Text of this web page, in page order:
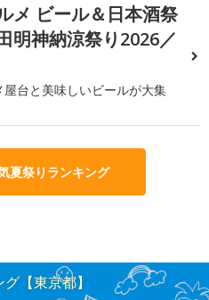
メ ビール＆日本酒祭
明神納涼祭り2026／
屋台と美味しいビールが大集
夏祭りランキング
【東京都】